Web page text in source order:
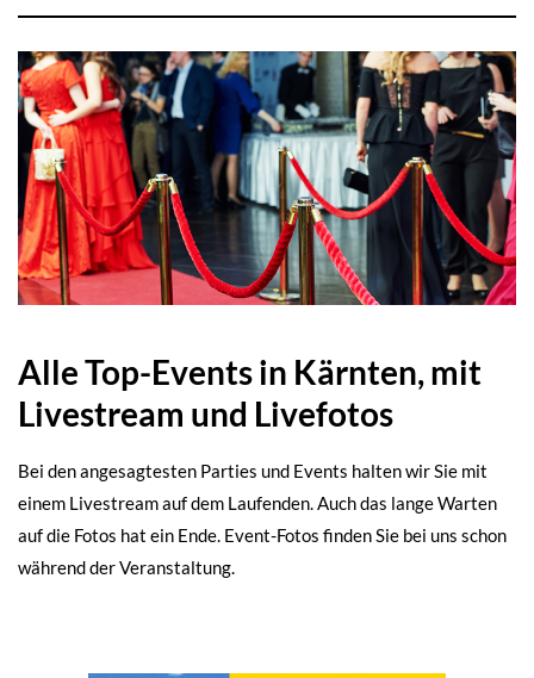
Alle Top-Events in Kärnten, mit
Livestream und Livefotos
Bei den angesagtesten Parties und Events halten wir Sie mit
einem Livestream auf dem Laufenden. Auch das lange Warten
auf die Fotos hat ein Ende. Event-Fotos finden Sie bei uns schon
während der Veranstaltung.